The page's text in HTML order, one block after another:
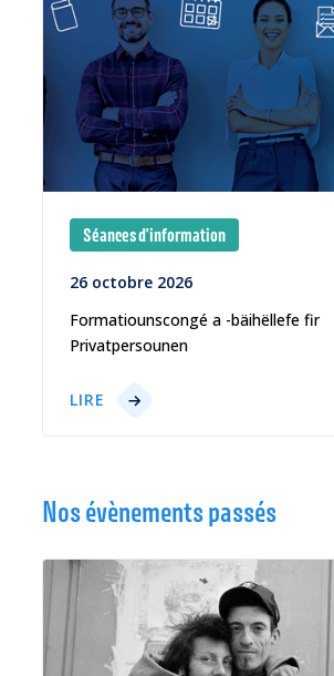
Séances d'information
26 octobre 2026
Formatiounscongé a -bäihëllefe fir
Privatpersounen
LIRE
Nos évènements passés